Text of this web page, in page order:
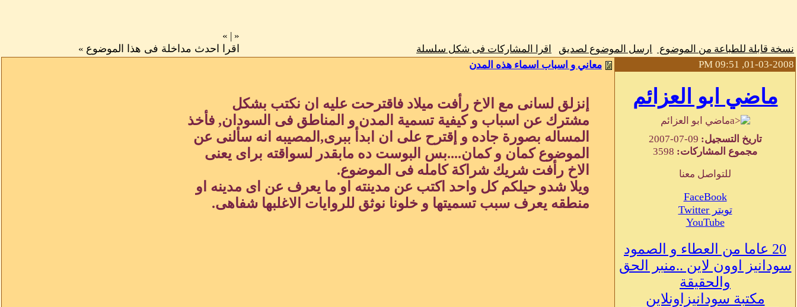
نسخة قابلة للطباعة من الموضوع ارسل الموضوع لصديق اقرا المشاركات فى شكل سلسلة
«
|
»
اقرا احدث مداخلة فى هذا الموضوع »
01-03-2008, 09:51 PM
ماضي ابو العزائم
ماضي ابو العزائم
تاريخ التسجيل:
مجموع المشاركات:
للتواصل معنا
FaceBook
تويتر Twitter
YouTube
20 عاما من العطاء و الصمود
سودانيز اوون لاين ..منبر الحق
والحقيقة
مكتبة سودانيزاونلاين
معاني و اسباب اسماء هذه المدن
إنزلق لسانى مع الاخ رأفت ميلاد فاقترحت عليه ان نكتب بشكل
مشترك عن اسباب و كيفية تسمية المدن و المناطق فى السودان, فأخذ
المساله بصورة جاده و إقترح على ان ابدأ ببرى,المصيبه انه سألنى عن
الموضوع كمان و كمان....بس البوست ده مابقدر لسواقته براى يعنى
الاخ رأفت شريك شراكة كامله فى الموضوع.
ويلا شدو حيلكم كل واحد اكتب عن مدينته او ما يعرف عن اى مدينه او
منطقه يعرف سبب تسميتها و خلونا نوثق للروايات الاغلبها شفاهى.